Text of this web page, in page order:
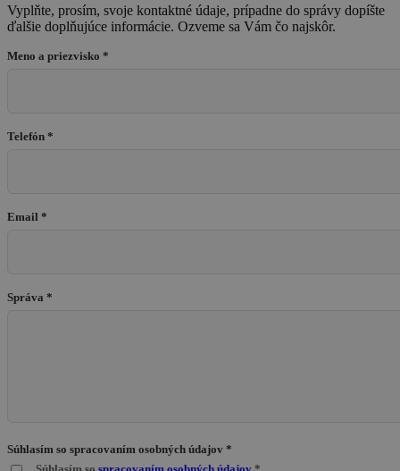
Vyplňte, prosím, svoje kontaktné údaje, prípadne do správy dopíšte
ďalšie doplňujúce informácie. Ozveme sa Vám čo najskôr.
Meno a priezvisko *
Telefón *
Email *
Správa *
Súhlasím so spracovaním osobných údajov *